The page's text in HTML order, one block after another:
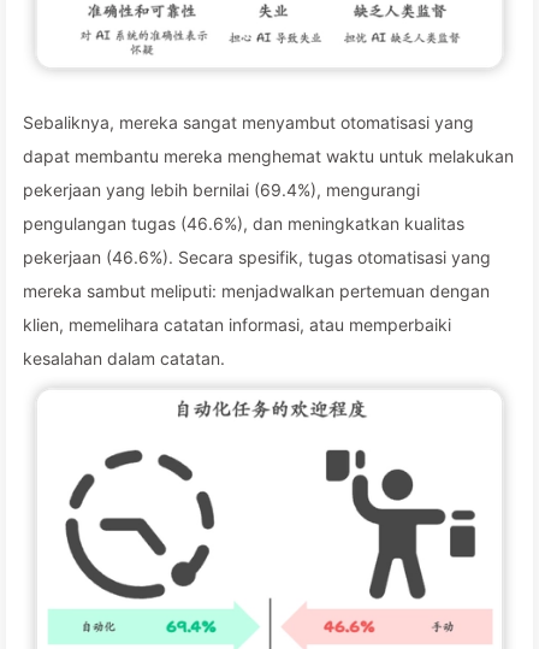
Sebaliknya, mereka sangat menyambut otomatisasi yang
dapat membantu mereka menghemat waktu untuk melakukan
pekerjaan yang lebih bernilai (69.4%), mengurangi
pengulangan tugas (46.6%), dan meningkatkan kualitas
pekerjaan (46.6%). Secara spesifik, tugas otomatisasi yang
mereka sambut meliputi: menjadwalkan pertemuan dengan
klien, memelihara catatan informasi, atau memperbaiki
kesalahan dalam catatan.